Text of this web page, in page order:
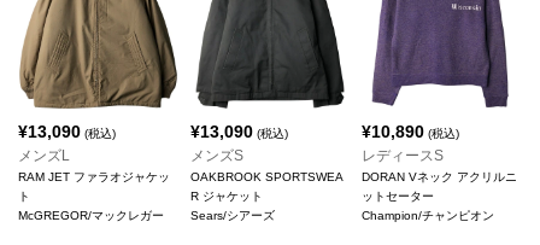
¥13,090 (税込)
メンズL
RAM JET ファラオジャケッ
ト
McGREGOR/マックレガー
¥13,090(税込)
メンズS
OAKBROOK SPORTSWEA
R ジャケット
Sears/シアーズ
¥10,890 (税込)
レディースS
DORAN Vネック アクリルニ
ットセーター
Champion/チャンピオン